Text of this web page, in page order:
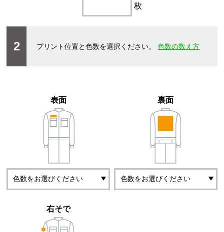
枚
2 プリント位置と色数を選択ください。色数の数え方
表面 裏面
右そで